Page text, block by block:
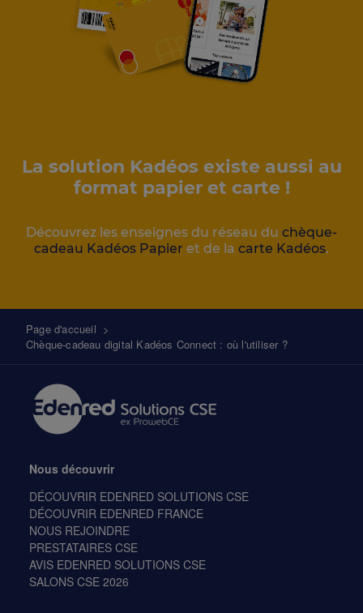
La solution Kadéos existe aussi au
format papier et carte !
Découvrez les enseignes du réseau du chèque-
cadeau Kadéos Papier et de la carte Kadéos.
Fil
d'Ariane
Page d'accueil >
Chèque-cadeau digital Kadéos Connect : où l'utiliser ?
Nous découvrir
DÉCOUVRIR EDENRED SOLUTIONS CSE
DÉCOUVRIR EDENRED FRANCE
NOUS REJOINDRE
PRESTATAIRES CSE
AVIS EDENRED SOLUTIONS CSE
SALONS CSE 2026